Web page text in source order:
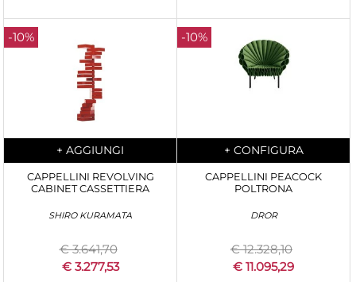
-10%
Quantità
+ AGGIUNGI
CAPPELLINI REVOLVING
CABINET CASSETTIERA
SHIRO KURAMATA
€ 3.641,70
€ 3.277,53
-10%
Quantità
+ CONFIGURA
CAPPELLINI PEACOCK
POLTRONA
DROR
€ 12.328,10
€ 11.095,29